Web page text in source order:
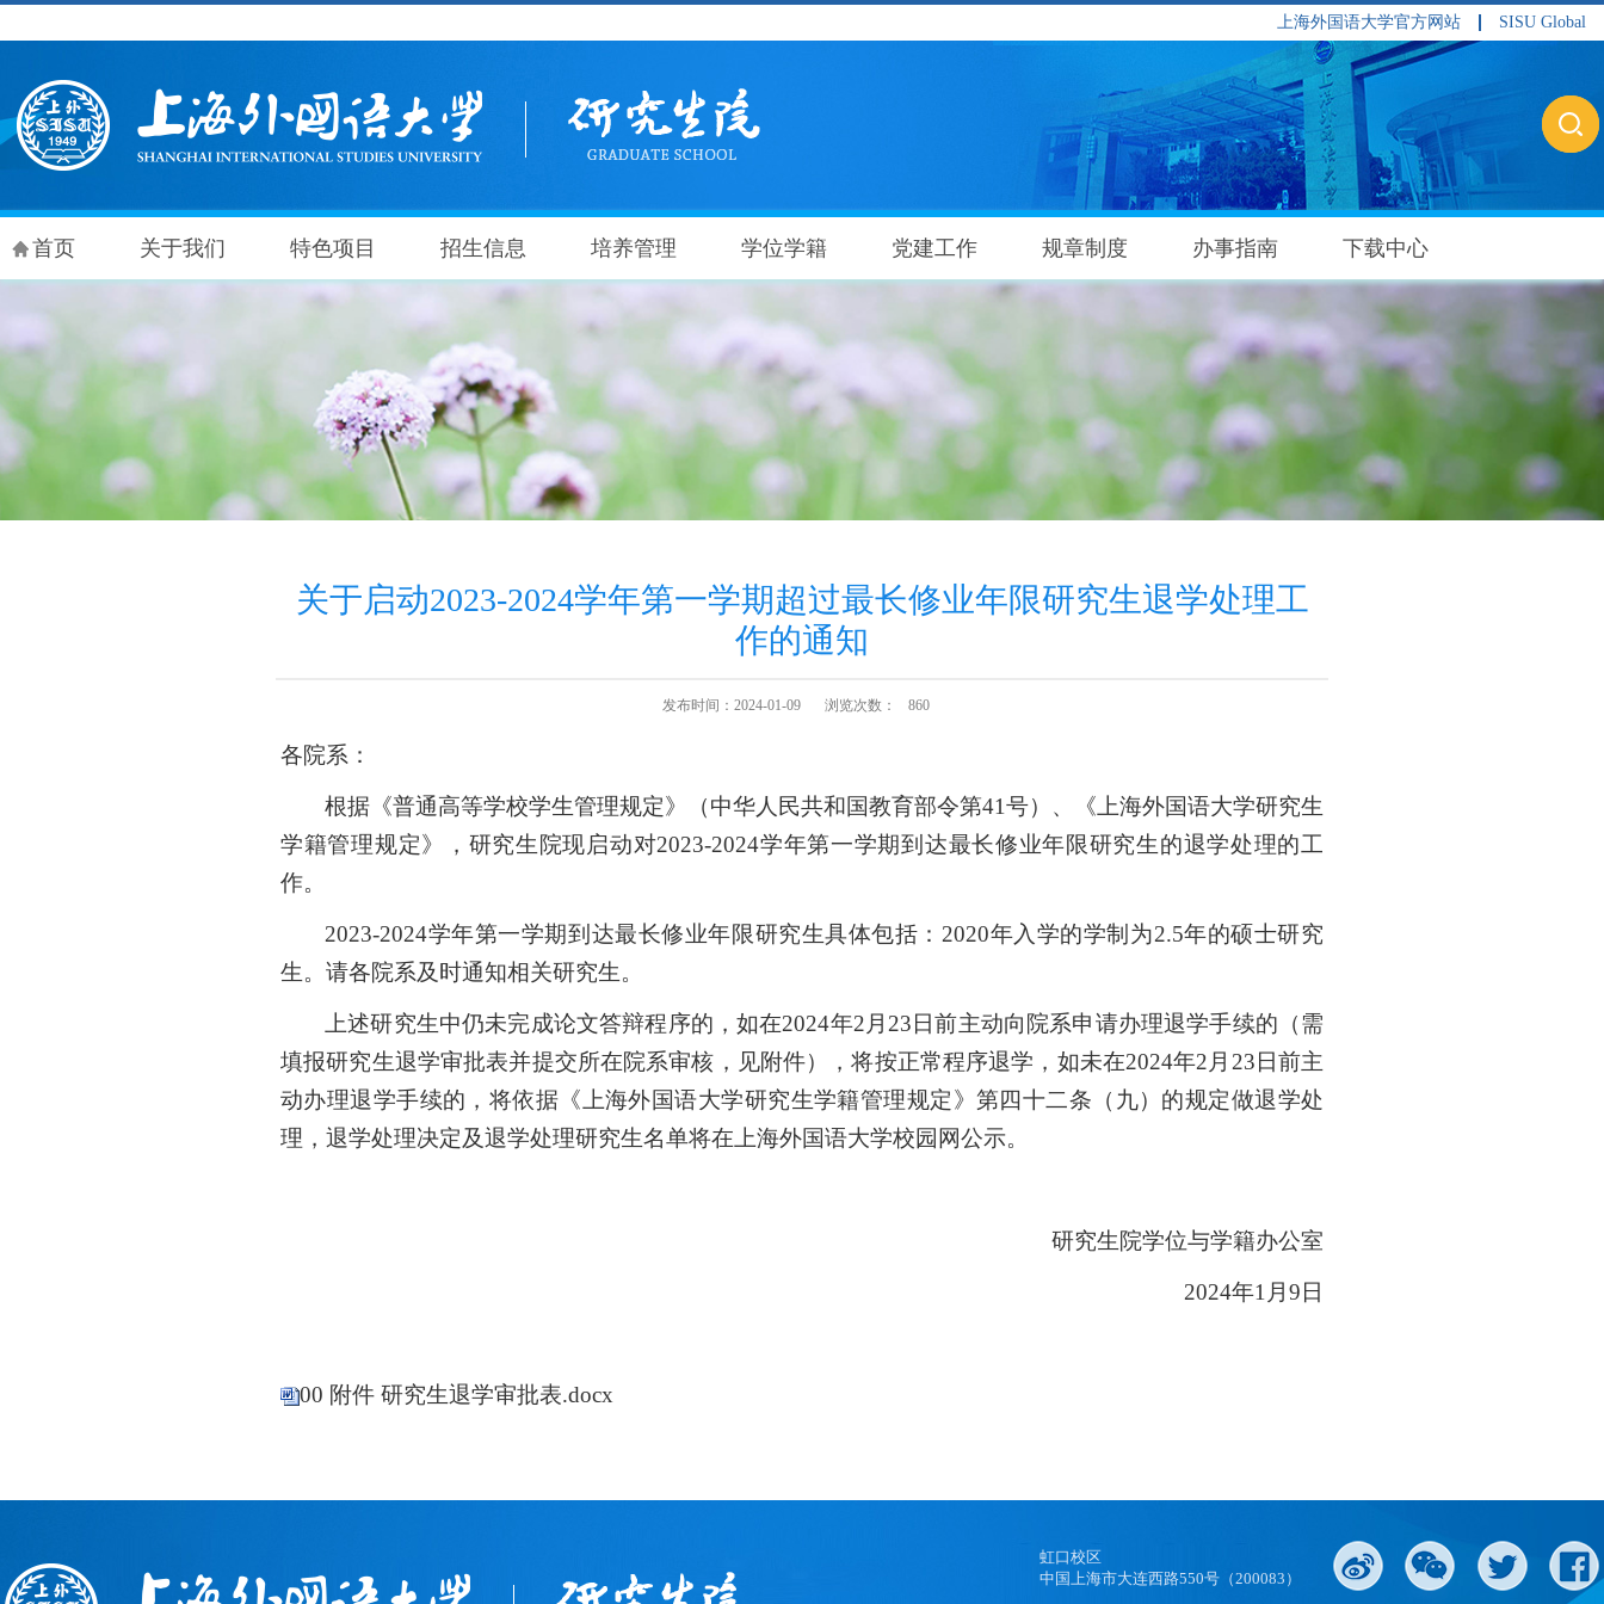
上海外国语大学官方网站 SISU Global
首页 关于我们 特色项目 招生信息 培养管理 学位学籍 党建工作 规章制度 办事指南 下载中心
关于启动2023-2024学年第一学期超过最长修业年限研究生退学处理工
作的通知
发布时间：2024-01-09 浏览次数： 860
各院系：
根据 《普通高等学校学生管理规定》（中华人民共和国教育部令第41号）、
《上海外国语大学研究生
学籍管理规定》，研究生院现启动对2023-2024学年第一学期到达最长修业年限研究生的退学处理的工
作。
2023-2024学年第一学期到达最长修业年限研究生具体包括： 2020年入学的学制为2.5年的硕士研究
生。请各院系及时通知相关研究生。
上述研究生中仍未完成论文答辩程序的，如在2024年2月23日前主动向院系申请办理退学手续的（需
填报研究生退学审批表并提交所在院系审核，见附件），将按正常程序退学，如未在2024年2月23日前主
动办理退学手续的，将依据《上海外国语大学研究生学籍管理规定》第四十二条（九）的规定做退学处
理，退学处理决定及退学处理研究生名单将在上海外国语大学校园网公示。
研究生院学位与学籍办公室
2024年1月9日
00 附件 研究生退学审批表.docx
虹口校区
中国上海市大连西路550号（200083）